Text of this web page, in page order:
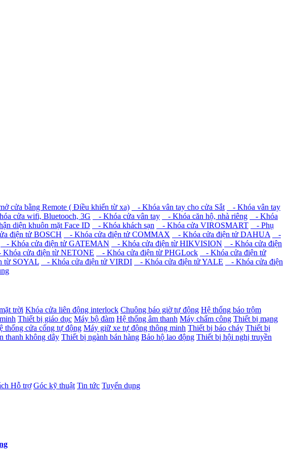
cửa bằng Remote ( Điều khiển từ xa) - Khóa vân tay cho cửa Sắt
- Khóa vân tay
cửa wifi, Bluetooch, 3G - Khóa cửa vân tay - Khóa căn hộ, nhà riêng
- Khóa
diện khuôn mặt Face ID - Khóa khách sạn - Khóa cửa VIROSMART
- Phụ
điện tử BOSCH - Khóa cửa điện tử COMMAX - Khóa cửa điện tử DAHUA
-
- Khóa cửa điện tử GATEMAN - Khóa cửa điện từ HIKVISION
- Khóa cửa điện
Khóa cửa điện từ NETONE - Khóa cửa điện từ PHGLock
- Khóa cửa điện tử
từ SOYAL - Khóa cửa điện tử VIRDI - Khóa cửa điện tử YALE
- Khóa cửa điện
trời Khóa cửa liên động interlock Chuông báo giờ tự động Hệ thống báo trộm
Thiết bị giáo dục Máy bộ đàm Hệ thống âm thanh Máy chấm công Thiết bị mạng
thống cửa cổng tự động Máy giữ xe tự động thông minh Thiết bị báo cháy Thiết bị
thanh không dây Thiết bị ngành bán hàng Bảo hộ lao động Thiết bị hội nghị truyền
Hỗ trợ Góc kỹ thuật Tin tức Tuyển dụng